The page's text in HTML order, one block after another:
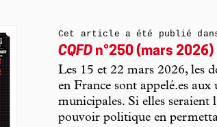
Cet article a été publié
CQFD n°250 (mars 2026)
Les 15 et 22 mars 2026, les
en France sont appelé.es
municipales. Si elles seraient
pouvoir politique en